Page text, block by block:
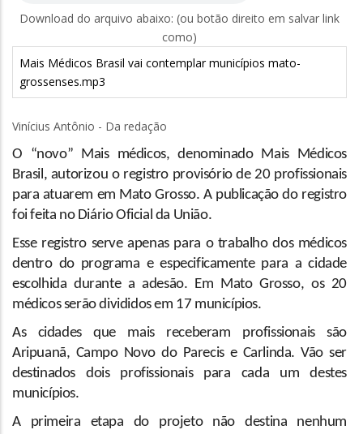
Download do arquivo abaixo: (ou botão direito em salvar link
como)
Mais Médicos Brasil vai contemplar municípios mato-
grossenses.mp3
Vinícius Antônio - Da redação
O “novo” Mais médicos, denominado Mais Médicos
Brasil, autorizou o registro provisório de 20 profissionais
para atuarem em Mato Grosso. A publicação do registro
foi feita no Diário Oficial da União.
Esse registro serve apenas para o trabalho dos médicos
dentro do programa e especificamente para a cidade
escolhida durante a adesão. Em Mato Grosso, os 20
médicos serão divididos em 17 municípios.
As cidades que mais receberam profissionais são
Aripuanã, Campo Novo do Parecis e Carlinda. Vão ser
destinados dois profissionais para cada um destes
municípios.
A primeira etapa do projeto não destina nenhum